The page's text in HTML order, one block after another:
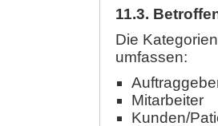
11.3.
Die
umfassen:
Mitarbeiter
Kunden/